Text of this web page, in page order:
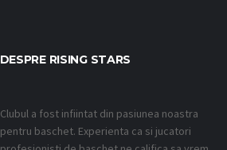
DESPRE RISING STARS
Clubul a fost infiintat din pasiunea noastra
pentru baschet. Experienta ca si jucatori